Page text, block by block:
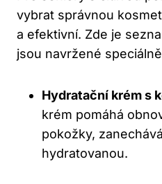
vybrat správnou
a efektivní. Zde je
jsou navržené
Hydratační krém s
krém pomáhá
pokožky,
hydratovanou.